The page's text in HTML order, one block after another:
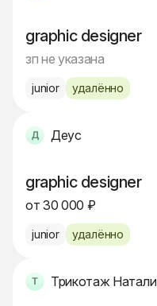
graphic designer
зп не указана
junior удалённо
Деус
graphic designer
от 30 000 ₽
junior удалённо
Трикотаж Натали